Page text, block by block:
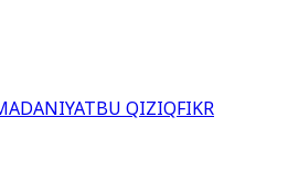
BU QIZIQFIKR